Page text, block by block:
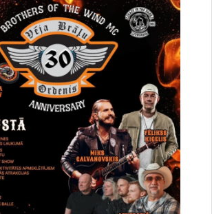
bija noderīga?